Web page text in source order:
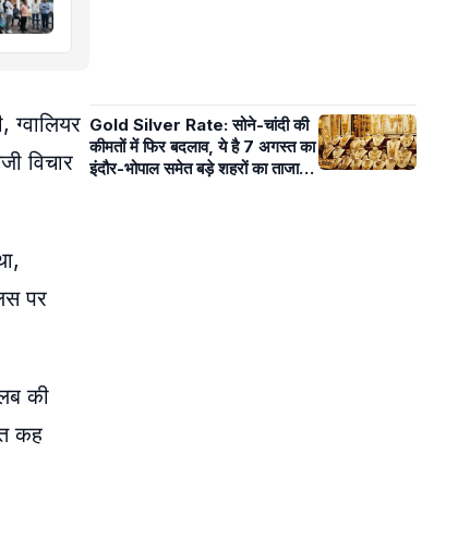
विचार
पर
की
कह
Gold Silver Rate: सोने-चांदी की
कीमतों में फिर बदलाव, ये है 7 अगस्त का
इंदौर-भोपाल समेत बड़े शहरों का ताजा